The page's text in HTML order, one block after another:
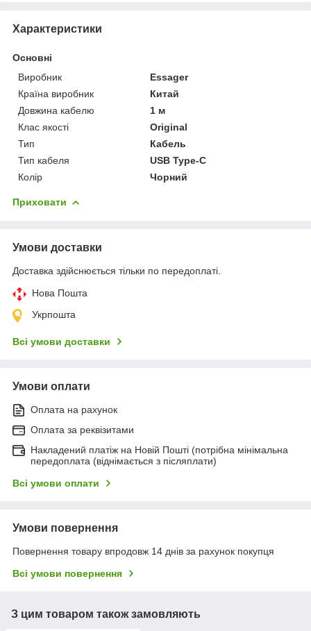
Характеристики
Основні
Виробник
Essager
Країна виробник
Китай
Довжина кабелю
1 м
Клас якості
Original
Тип
Кабель
Тип кабеля
USB Type-C
Колір
Чорний
Приховати
Умови доставки
Доставка здійснюється тільки по передоплаті.
Нова Пошта
Укрпошта
Всі умови доставки
Умови оплати
Оплата на рахунок
Оплата за реквізитами
Накладений платіж на Новій Пошті (потрібна мінімальна
передоплата (віднімається з післяплати)
Всі умови оплати
Умови повернення
Повернення товару впродовж 14 днів за рахунок покупця
Всі умови повернення
З цим товаром також замовляють